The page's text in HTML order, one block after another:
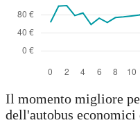
Il momento migliore
dell'autobus economici